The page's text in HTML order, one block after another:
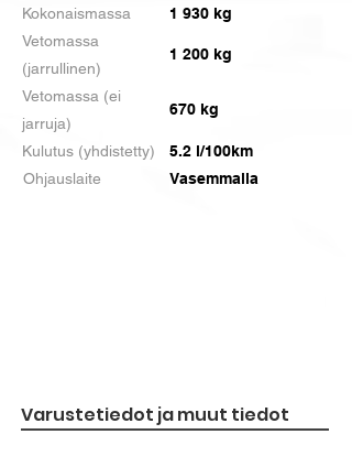
Kokonaismassa
Vetomassa
(jarrullinen)
Vetomassa (ei
jarruja)
1 930 kg
1 200 kg
670 kg
Kulutus (yhdistetty)
5.2 l/100km
Ohjauslaite
Vasemmalla
Varustetiedot ja muut tiedot